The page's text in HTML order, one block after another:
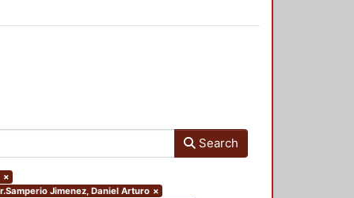
Search
×
Jimenez, Daniel Arturo ×